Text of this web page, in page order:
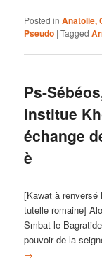
Posted in Anatolie,
Pseudo |Tagged
Ps-
institue
échange
è
[Kawat à renversé
tutelle romaine]
Smbat le
pouvoir de la
→